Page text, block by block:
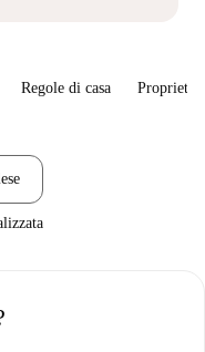
Regole di casa